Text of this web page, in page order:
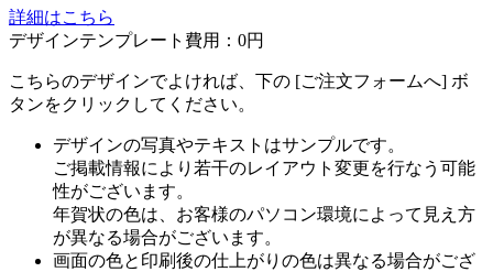
詳細はこちら
デザインテンプレート費用： 0円
こちらのデザインでよければ、下の [ご注文フォームへ] ボ
タンをクリックしてください。
デザインの写真やテキストはサンプルです。
ご掲載情報により若干のレイアウト変更を行なう可能
性がございます。
年賀状の色は、お客様のパソコン環境によって見え方
が異なる場合がございます。
画面の色と印刷後の仕上がりの色は異なる場合がござ